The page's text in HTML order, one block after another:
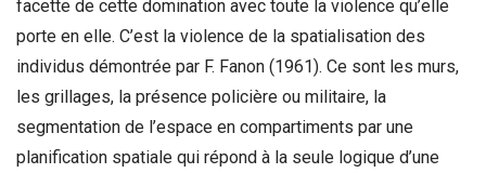
facette de cette domination avec toute la violence qu’elle
porte en elle. C’est la violence de la spatialisation des
individus démontrée par F. Fanon (1961). Ce sont les murs,
les grillages, la présence policière ou militaire, la
segmentation de l’espace en compartiments par une
planification spatiale qui répond à la seule logique d’une